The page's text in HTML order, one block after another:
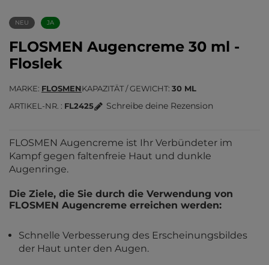
NEU JA
FLOSMEN Augencreme 30 ml -
Floslek
MARKE FLOSMENKAPAZITÄT / GEWICHT 30 ML
ARTIKEL-NR.
FL2425 Schreibe deine Rezension
FLOSMEN Augencreme ist Ihr Verbündeter im
Kampf gegen faltenfreie Haut und dunkle
Augenringe.
Die Ziele, die Sie durch die Verwendung von
FLOSMEN Augencreme erreichen werden:
Schnelle Verbesserung des Erscheinungsbildes
der Haut unter den Augen.